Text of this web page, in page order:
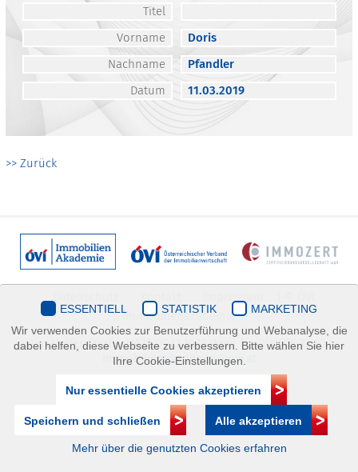
Titel
Vorname
Doris
Nachname
Pfandler
Datum
11.03.2019
>> Zurück
Immobilienakademie
Mariahilfer Straße 116/2.OG/2 1070 Wien | +43(1)505 32 50 |
immobilienakademie@ovi.at
ESSENTIELL STATISTIK
MARKETING
Wir verwenden Cookies zur Benutzerführung und Webanalyse, die
dabei helfen, diese Webseite zu verbessern. Bitte wählen Sie hier
Ihre Cookie-Einstellungen.
Nur essentielle Cookies akzeptieren
Speichern und schließen Alle akzeptieren
Mehr über die genutzten Cookies erfahren